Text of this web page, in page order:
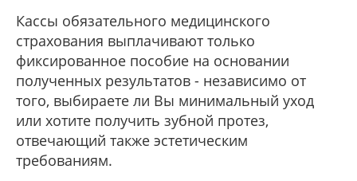
Кассы обязательного медицинского
страхования выплачивают только
фиксированное пособие на основании
полученных результатов - независимо от
того, выбираете ли Вы минимальный уход
или хотите получить зубной протез,
отвечающий также эстетическим
требованиям.